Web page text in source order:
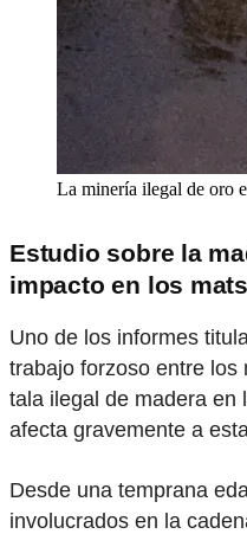
La minería ilegal de oro
Estudio sobre la
impacto en los
Uno de los informes
trabajo forzoso entre los
tala ilegal de madera en
afecta gravemente a
Desde una temprana
involucrados en la